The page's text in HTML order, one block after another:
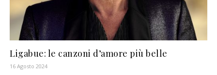
Ligabue: le canzoni d’amore più belle
16 Agosto 2024